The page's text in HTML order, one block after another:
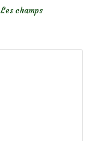
Les champs